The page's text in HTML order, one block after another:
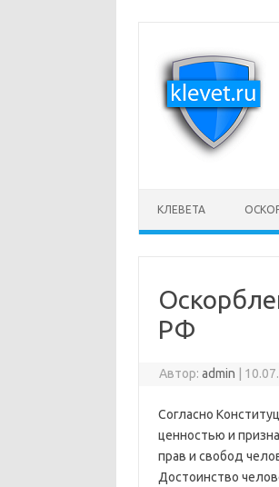
КЛЕВЕТА
РФ
Автор:admin
Согласно
ценностью и
прав и свобод
Достоинство